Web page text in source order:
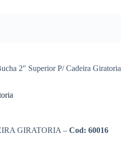
2″ Superior P/ Cadeira Giratoria
GIRATORIA – Cod: 60016